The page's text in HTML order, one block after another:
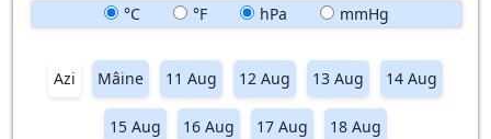
°C °F hPa mmHg
Azi Mâine 11 Aug 12 Aug 13 Aug 14 Aug
15 Aug 16 Aug 17 Aug 18 Aug